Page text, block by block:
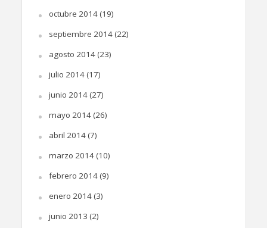
octubre 2014(19)
septiembre 2014(22)
agosto 2014(23)
julio 2014(17)
junio 2014(27)
mayo 2014(26)
abril 2014(7)
marzo 2014(10)
febrero 2014(9)
enero 2014(3)
junio 2013 (2)